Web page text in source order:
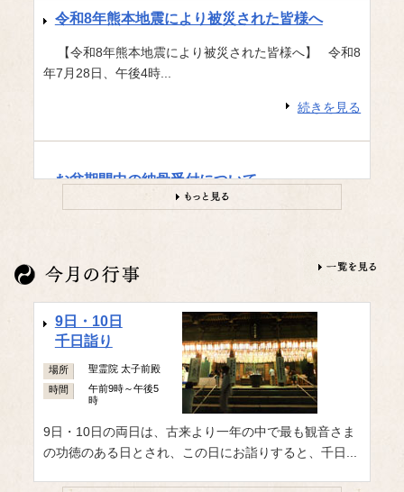
令和8年熊本地震により被災された皆様へ
【令和8年熊本地震により被災された皆様へ】 令和8
年7月28日、午後4時...
続きを見る
お盆期間中の納骨受付について
お盆期間中の納骨受付について 平素、納骨の受付場
続きを見る
お盆のお供え物（お盆飾り）の受付
お盆の期間にご先祖様へお供えされた物をお納め頂く
為のテントを 四天王寺境内...
続きを見る
9日・10日
千日詣り
場所
聖霊院 太子前殿
時間
午前9時～午後5
時
9日・10日の両日は、古来より一年の中で最も観音さま
の功徳のある日とされ、この日にお詣りすると、千日...